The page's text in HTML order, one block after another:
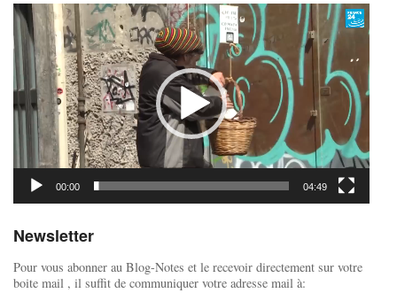
Lecteur
vidéo
00:00 04:49
Newsletter
Pour vous abonner au Blog-Notes et le recevoir directement sur votre
boite mail , il suffit de communiquer votre adresse mail à: